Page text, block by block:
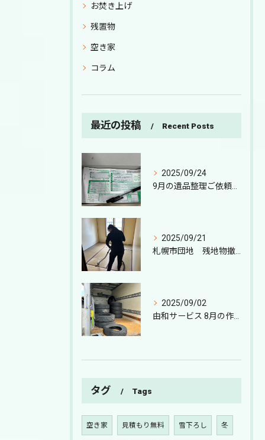
お焚き上げ
残置物
空き家
コラム
最近の投稿 Recent Posts
2025/09/24
2025/09/21
2025/09/02
タグ Tags
空き家 見積もり無料 雪下ろし 冬